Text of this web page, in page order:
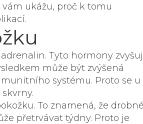
ukážu, proč k tomu
Tyto hormony
může být zvýšená
systému. Proto se u
To znamená, že drobné
přetrvávat týdny. Proto je